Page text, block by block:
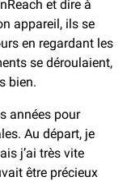
et dire à
appareil, ils se
en regardant les
se déroulaient,
bien.
années pour
Au départ, je
j’ai très vite
être précieux